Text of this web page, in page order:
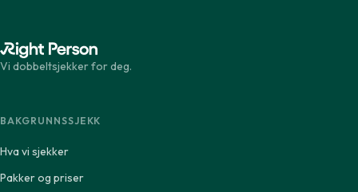
Vi dobbeltsjekker for deg.
BAKGRUNNSSJEKK
Hva vi sjekker
Pakker og priser